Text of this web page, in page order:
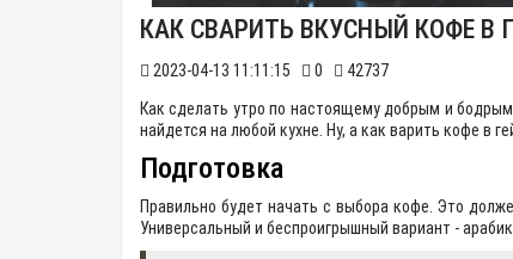
КАК CВАРИТЬ ВКУСНЫЙ КОФЕ В
2023-04-13 11:11:15 0
42737
Как сделать утро по настоящему добрым и
найдется на любой кухне. Ну, а как варить кофе в
Подготовка
Правильно будет начать с выбора кофе. Это
Универсальный и беспроигрышный вариант -